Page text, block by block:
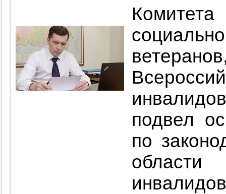
подвел
по